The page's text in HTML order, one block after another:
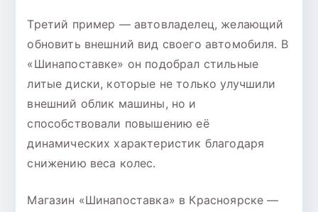
Третий пример — автовладелец, желающий
обновить внешний вид своего автомобиля. В
«Шинапоставке» он подобрал стильные
литые диски, которые не только улучшили
внешний облик машины, но и
способствовали повышению её
динамических характеристик благодаря
снижению веса колес.
Магазин «Шинапоставка» в Красноярске —